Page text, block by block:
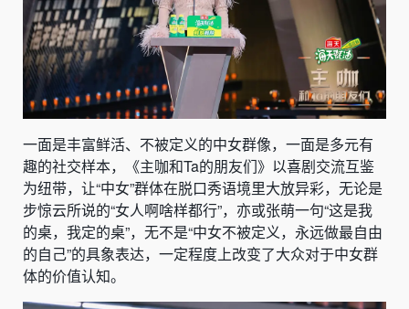
一面是丰富鲜活、不被定义的中女群像，一面是多元有
趣的社交样本，《主咖和Ta的朋友们》以喜剧交流互鉴
为纽带，让“中女”群体在脱口秀语境里大放异彩，无论是
步惊云所说的“女人啊啥样都行”，亦或张萌一句“这是我
的桌，我定的桌”，无不是“中女不被定义，永远做最自由
的自己”的具象表达，一定程度上改变了大众对于中女群
体的价值认知。